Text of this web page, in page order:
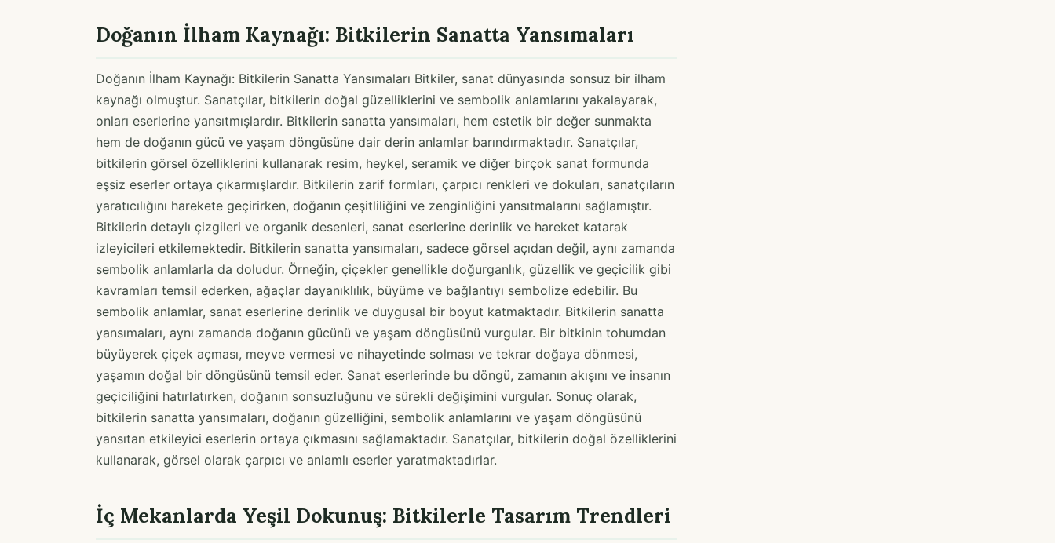
Doğanın İlham Kaynağı: Bitkilerin Sanatta Yansımaları
Doğanın İlham Kaynağı: Bitkilerin Sanatta Yansımaları Bitkiler, sanat dünyasında sonsuz bir ilham
kaynağı olmuştur. Sanatçılar, bitkilerin doğal güzelliklerini ve sembolik anlamlarını yakalayarak,
onları eserlerine yansıtmışlardır. Bitkilerin sanatta yansımaları, hem estetik bir değer sunmakta
hem de doğanın gücü ve yaşam döngüsüne dair derin anlamlar barındırmaktadır. Sanatçılar,
bitkilerin görsel özelliklerini kullanarak resim, heykel, seramik ve diğer birçok sanat formunda
eşsiz eserler ortaya çıkarmışlardır. Bitkilerin zarif formları, çarpıcı renkleri ve dokuları, sanatçıların
yaratıcılığını harekete geçirirken, doğanın çeşitliliğini ve zenginliğini yansıtmalarını sağlamıştır.
Bitkilerin detaylı çizgileri ve organik desenleri, sanat eserlerine derinlik ve hareket katarak
izleyicileri etkilemektedir. Bitkilerin sanatta yansımaları, sadece görsel açıdan değil, aynı zamanda
sembolik anlamlarla da doludur. Örneğin, çiçekler genellikle doğurganlık, güzellik ve geçicilik gibi
kavramları temsil ederken, ağaçlar dayanıklılık, büyüme ve bağlantıyı sembolize edebilir. Bu
sembolik anlamlar, sanat eserlerine derinlik ve duygusal bir boyut katmaktadır. Bitkilerin sanatta
yansımaları, aynı zamanda doğanın gücünü ve yaşam döngüsünü vurgular. Bir bitkinin tohumdan
büyüyerek çiçek açması, meyve vermesi ve nihayetinde solması ve tekrar doğaya dönmesi,
yaşamın doğal bir döngüsünü temsil eder. Sanat eserlerinde bu döngü, zamanın akışını ve insanın
geçiciliğini hatırlatırken, doğanın sonsuzluğunu ve sürekli değişimini vurgular. Sonuç olarak,
bitkilerin sanatta yansımaları, doğanın güzelliğini, sembolik anlamlarını ve yaşam döngüsünü
yansıtan etkileyici eserlerin ortaya çıkmasını sağlamaktadır. Sanatçılar, bitkilerin doğal özelliklerini
kullanarak, görsel olarak çarpıcı ve anlamlı eserler yaratmaktadırlar.
İç Mekanlarda Yeşil Dokunuş: Bitkilerle Tasarım Trendleri